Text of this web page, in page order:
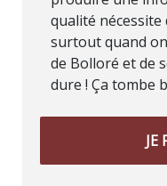
qualité nécessite
surtout quand
de Bolloré et de
dure ! Ça tombe
JE